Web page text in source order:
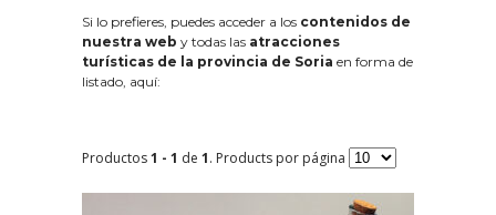
Si lo prefieres, puedes acceder a los contenidos de
nuestra web y todas las atracciones
turísticas de la provincia de Soria en forma de
listado, aquí:
Productos1 - 1 de 1. Products por página